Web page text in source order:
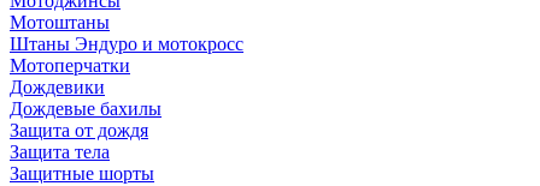
Мотоштаны
Штаны Эндуро и мотокросс
Мотоперчатки
Дождевики
Дождевые бахилы
Защита от дождя
Защита тела
Защитные шорты